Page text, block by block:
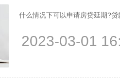
什么情况下可以申请房贷延期?
2023-03-01